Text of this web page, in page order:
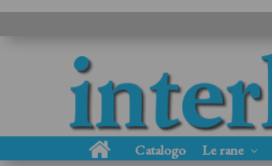
Catalogo Le rane